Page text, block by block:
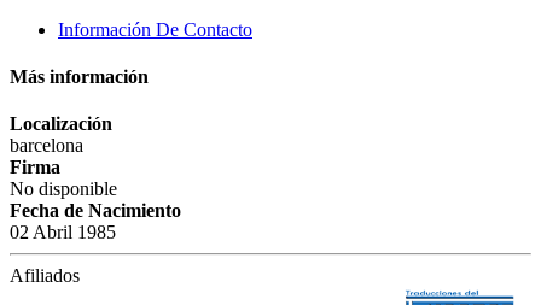
Información De Contacto
Más información
Localización
barcelona
Firma
No disponible
Fecha de Nacimiento
02 Abril 1985
Afiliados